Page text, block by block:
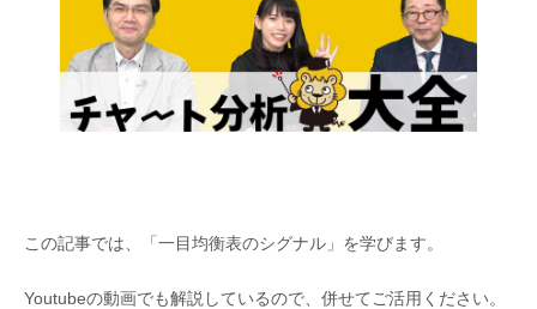
この記事では、「一目均衡表のシグナル」を学びます。
Youtubeの動画でも解説しているので、併せてご活用ください。